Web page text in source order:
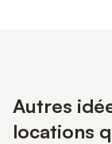
Autres
locations